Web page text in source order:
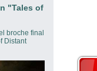
"Tales of
broche final
Distant